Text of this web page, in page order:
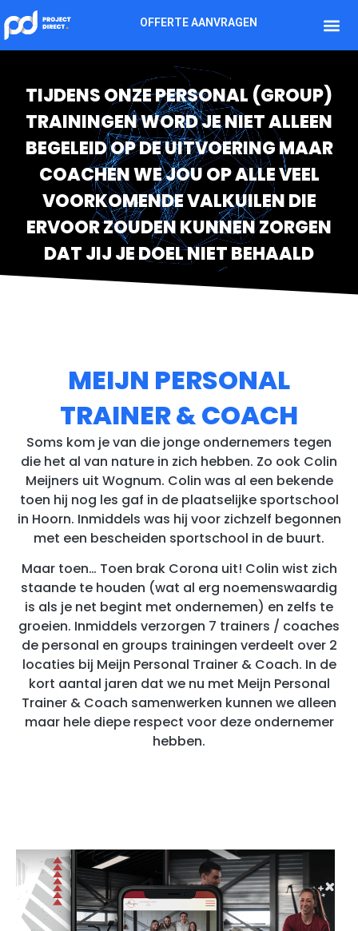
OFFERTE AANVRAGEN
TIJDENS ONZE PERSONAL (GROUP)
TRAININGEN WORD JE NIET ALLEEN
BEGELEID OP DE UITVOERING MAAR
COACHEN WE JOU OP ALLE VEEL
VOORKOMENDE VALKUILEN DIE
ERVOOR ZOUDEN KUNNEN ZORGEN
DAT JIJ JE DOEL NIET BEHAALD
MEIJN PERSONAL
TRAINER & COACH
Soms kom je van die jonge ondernemers tegen
die het al van nature in zich hebben. Zo ook Colin
Meijners uit Wognum. Colin was al een bekende
toen hij nog les gaf in de plaatselijke sportschool
in Hoorn. Inmiddels was hij voor zichzelf begonnen
met een bescheiden sportschool in de buurt.
Maar toen… Toen brak Corona uit! Colin wist zich
staande te houden (wat al erg noemenswaardig
is als je net begint met ondernemen) en zelfs te
groeien. Inmiddels verzorgen 7 trainers / coaches
de personal en groups trainingen verdeelt over 2
locaties bij Meijn Personal Trainer & Coach. In de
kort aantal jaren dat we nu met Meijn Personal
Trainer & Coach samenwerken kunnen we alleen
maar hele diepe respect voor deze ondernemer
hebben.